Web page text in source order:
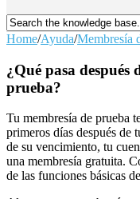
Home/Ayuda/Membresía
¿Qué pasa después
prueba?
Tu membresía de prueba
primeros días después de
de su vencimiento, tu
una membresía gratuita.
de las funciones básicas